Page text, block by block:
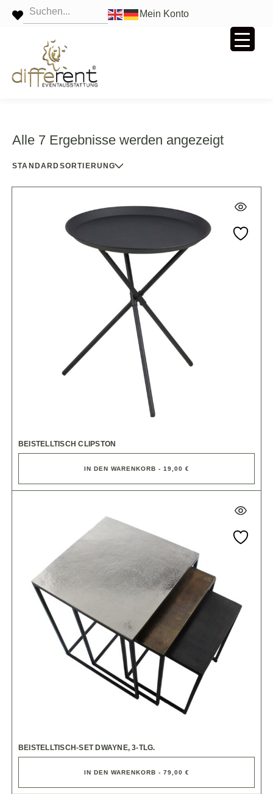
Mein Konto
Alle 7 Ergebnisse werden angezeigt
STANDARDSORTIERUNG
BEISTELLTISCH CLIPSTON
IN DEN WARENKORB - 19,00 €
BEISTELLTISCH-SET DWAYNE, 3-TLG.
IN DEN WARENKORB - 79,00 €